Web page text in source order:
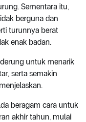
Sementara itu,
berguna dan
turunnya berat
enak badan.
untuk menarik
serta semakin
beragam cara untuk
akhir tahun, mulai